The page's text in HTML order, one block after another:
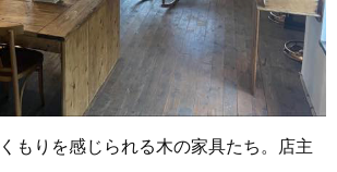
もりを感じられる木の家具たち。店主